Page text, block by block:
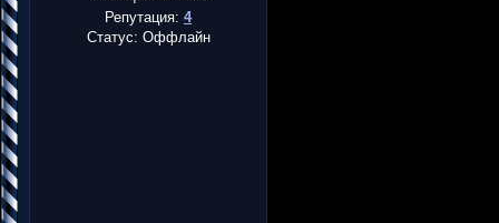
Репутация: 4
Статус: Оффлайн